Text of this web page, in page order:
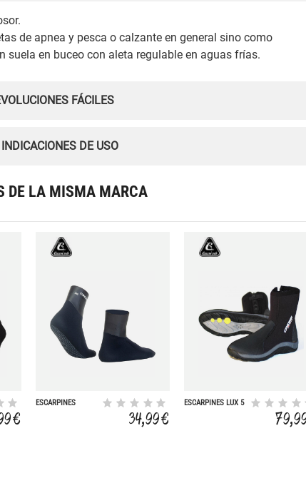
de apnea y pesca o calzante en general sino como
en buceo con aleta regulable en aguas frías.
FÁCILES
DE USO
DE LA MISMA MARCA
€
ESCARPINES
34,99 €
ESCARPINES LUX 5